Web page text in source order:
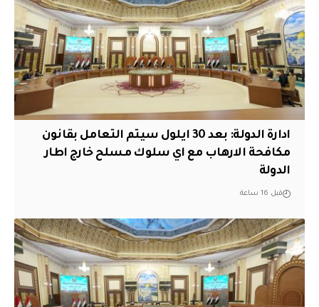
ادارة الدولة: بعد 30 ايلول سيتم التعامل بقانون
مكافحة الارهاب مع اي سلوك مسلح خارج اطار
الدولة
قبل 16 ساعة